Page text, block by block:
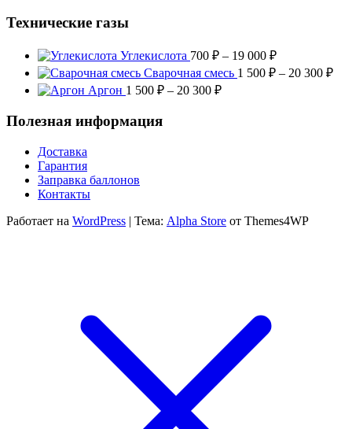
Технические газы
Углекислота 700 ₽ – 19 000 ₽Диапазон
цен:
Сварочная смесь 1 500 ₽ – 20 300 ₽
Аргон 1 500 ₽ – 20 300 ₽Диапазон
Полезная информация
Доставка
Гарантия
Заправка баллонов
Контакты
Работает на WordPress | Тема: Alpha Store от Themes4WP